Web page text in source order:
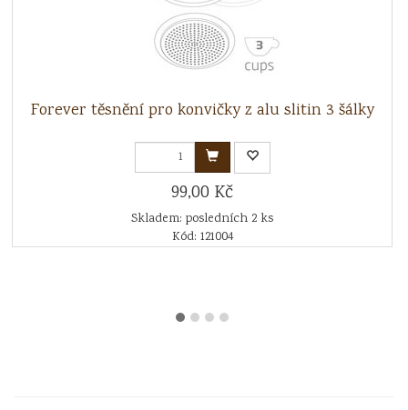
Forever těsnění pro konvičky z alu slitin 3 šálky
99,00 Kč
Skladem: posledních 2 ks
Kód: 121004